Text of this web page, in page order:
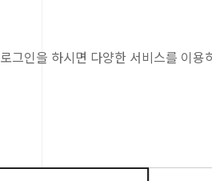
로그인을 하시면 다양한 서비스를 이용